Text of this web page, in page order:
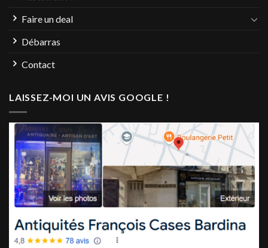
Faire un deal
Débarras
Contact
LAISSEZ-MOI UN AVIS GOOGLE !